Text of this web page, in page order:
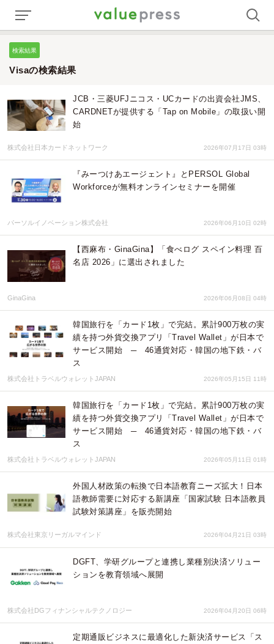
検索結果
Visaの検索結果
JCB・三菱UFJニコス・UCカードの出資会社JMS、
CARDNETが提供する「Tap on Mobile」の取扱い開
始
株式会社日本カードネットワーク 2026年07月17日 03時
『みーつけあエージェント』とPERSOL Global
Workforceが無料オンラインセミナーを開催
パーソルイノベーション株式会社 2026年06月10日 02時
【西麻布・GinaGina】「食べログ スペイン料理 百
名店 2026」に選出されました
GinaGina 2026年06月08日 04時
韓国旅行を「カード1枚」で完結。累計900万枚の実
績を持つ外貨交換アプリ「Travel Wallet」が日本で
サービス開始 ─ 46通貨対応・韓国の地下鉄・バ
ス
株式会社トラベルウォレットJAPAN 2026年05月15日 11時
韓国旅行を「カード1枚」で完結。累計900万枚の実
績を持つ外貨交換アプリ「Travel Wallet」が日本で
サービス開始 ─ 46通貨対応・韓国の地下鉄・バ
ス
株式会社トラベルウォレットJAPAN 2026年05月11日 01時
外国人材政策の転換で日本語教育ニーズ拡大！日本
語教師需要に対応する新講座「国家試験 日本語教員
試験対策講座」を販売開始
株式会社東京リーガルマインド 2026年04月21日 03時
DGFT、学研グループと連携し業種別決済ソリュー
ションを教育領域へ展開
株式会社DGフィナンシャルテクノロジー 2026年04月20日 06時
定期通販ビジネスに最適化した新決済サービス「ス